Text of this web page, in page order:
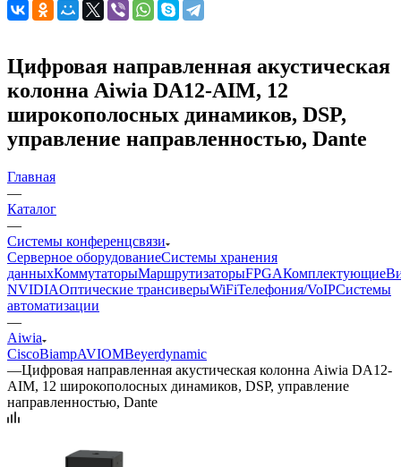
Цифровая направленная акустическая
колонна Aiwia DA12-AIM, 12
широкополосных динамиков, DSP,
управление направленностью, Dante
Главная
—
Каталог
—
Системы конференцсвязи
Серверное оборудованиеСистемы хранения
данныхКоммутаторыМаршрутизаторыFPGAКомплектующие
NVIDIAОптические трансиверыWiFiТелефония/VoIPСистемы
автоматизации
—
Aiwia
CiscoBiampAVIOMBeyerdynamic
—Цифровая направленная акустическая колонна Aiwia DA12-
AIM, 12 широкополосных динамиков, DSP, управление
направленностью, Dante